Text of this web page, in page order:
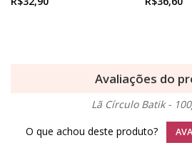
Avaliações do
Lã Círculo Batik -
O que achou deste produto?